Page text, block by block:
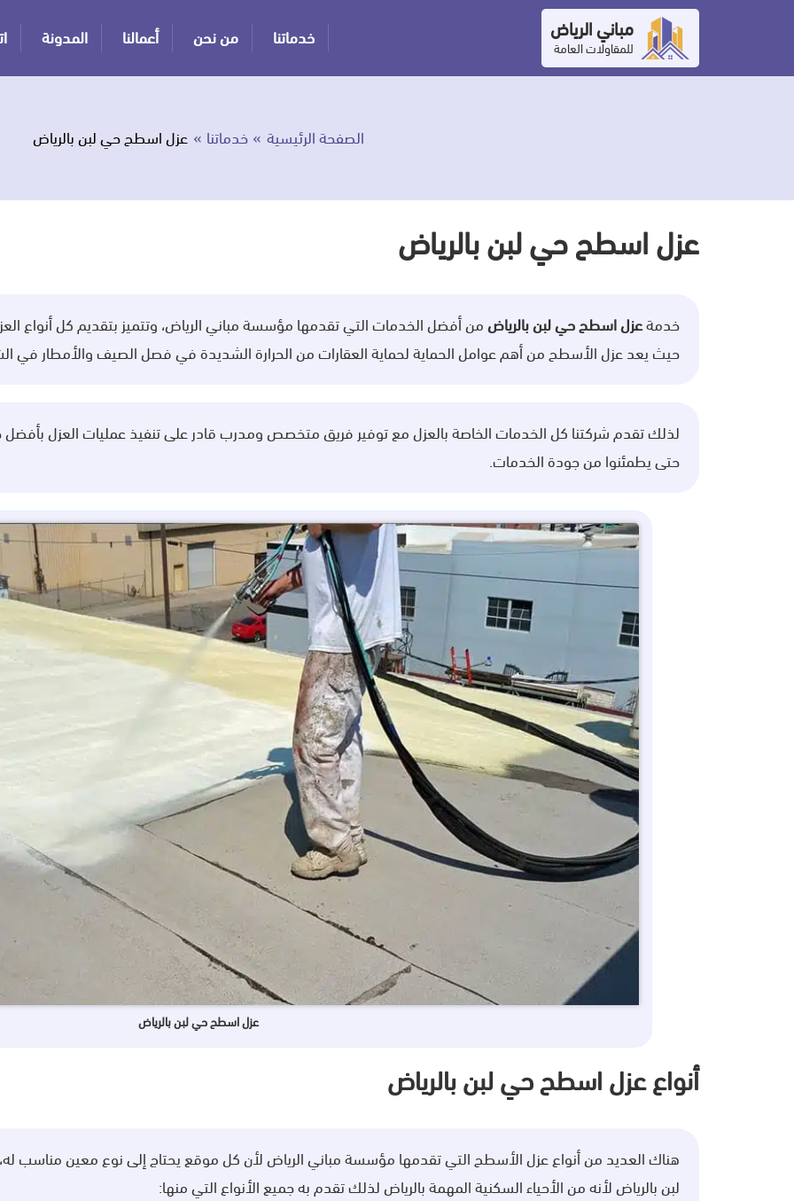
المحتوى
مباني الرياض
للمقاولات العامة خدماتنا من نحن أعمالنا المدونة
الصفحة الرئيسية خدماتنا عزل اسطح حي لبن بالرياض
عزل اسطح حي لبن بالرياض
خدمةعزل اسطح حي لبن بالرياضمن أفضل الخدمات التي تقدمها مؤسسة مباني الرياض، وتتميز بتقديم كل أنواع
حيث يعد عزل الأسطح من أهم عوامل الحماية لحماية العقارات من الحرارة الشديدة في فصل الصيف والأمطار في
لذلك تقدم شركتنا كل الخدمات الخاصة بالعزل مع توفير فريق متخصص ومدرب قادر على تنفيذ عمليات العزل بأفضل
حتى يطمئنوا من جودة الخدمات.
عزل اسطح حي لبن بالرياض
أنواع عزل اسطح حي لبن بالرياض
هناك العديد من أنواع عزل الأسطح التي تقدمها مؤسسة مباني الرياض لأن كل موقع يحتاج إلى نوع معين مناسب
لبن بالرياض لأنه من الأحياء السكنية المهمة بالرياض لذلك تقدم به جميع الأنواع التي منها: